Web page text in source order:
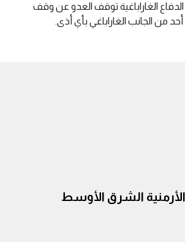
الغاراباغية توقف العدو عن وقف
من الجانب الغاراباغي بأي أذى.
الشرق الأوسط